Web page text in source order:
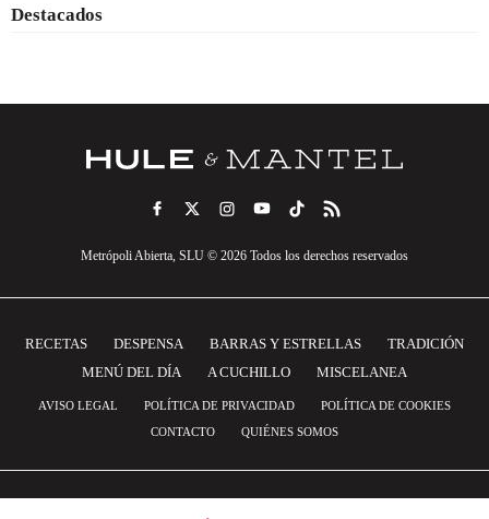
Destacados
Metrópoli Abierta, SLU © 2026 Todos los derechos reservados
RECETAS DESPENSA BARRAS Y ESTRELLAS
TRADICIÓN
MENÚ DEL DÍA
A CUCHILLO MISCELANEA
AVISO LEGAL POLÍTICA DE PRIVACIDAD
POLÍTICA DE COOKIES
CONTACTO
QUIÉNES SOMOS